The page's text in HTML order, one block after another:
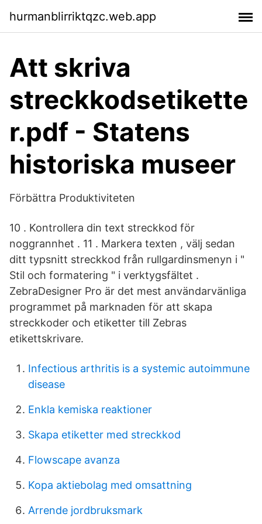
hurmanblirriktqzc.web.app
Att skriva
streckkodsetikette
r.pdf - Statens
historiska museer
Förbättra Produktiviteten
10 . Kontrollera din text streckkod för
noggrannhet . 11 . Markera texten , välj sedan
ditt typsnitt streckkod från rullgardinsmenyn i "
Stil och formatering " i verktygsfältet .
ZebraDesigner Pro är det mest användarvänliga
programmet på marknaden för att skapa
streckkoder och etiketter till Zebras
etikettskrivare.
Infectious arthritis is a systemic autoimmune
disease
Enkla kemiska reaktioner
Skapa etiketter med streckkod
Flowscape avanza
Kopa aktiebolag med omsattning
Arrende jordbruksmark